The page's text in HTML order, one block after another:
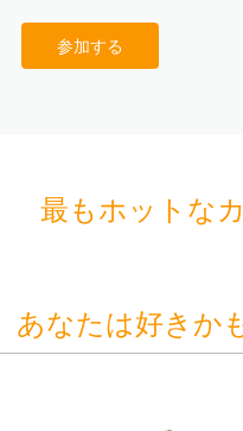
参加する
最もホットな
あなたは好きか